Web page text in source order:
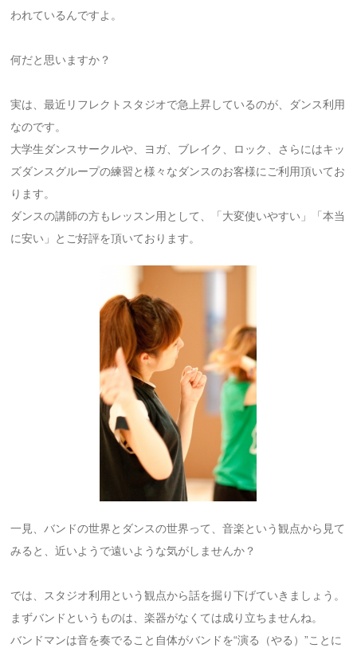
われているんですよ。
何だと思いますか？
実は、最近リフレクトスタジオで急上昇しているのが、ダンス利用
なのです。
大学生ダンスサークルや、ヨガ、ブレイク、ロック、さらにはキッ
ズダンスグループの練習と様々なダンスのお客様にご利用頂いてお
ります。
ダンスの講師の方もレッスン用として、「大変使いやすい」「本当
に安い」とご好評を頂いております。
一見、バンドの世界とダンスの世界って、音楽という観点から見て
みると、近いようで遠いような気がしませんか？
では、スタジオ利用という観点から話を掘り下げていきましょう。
まずバンドというものは、楽器がなくては成り立ちませんね。
バンドマンは音を奏でること自体がバンドを“演る（やる）”ことに